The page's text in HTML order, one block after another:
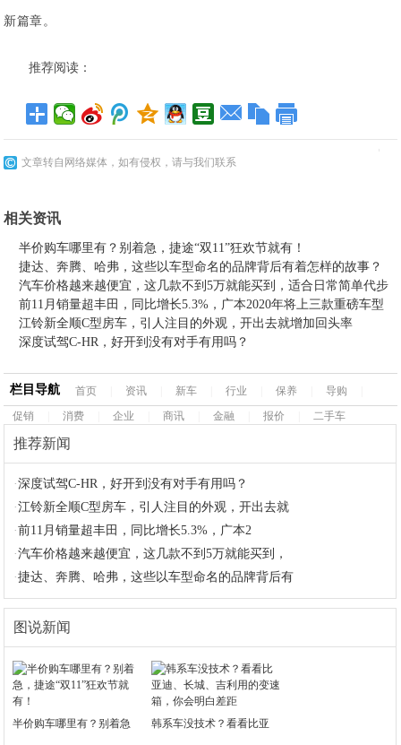
新篇章。
推荐阅读：
文章转自网络媒体，如有侵权，请与我们联系
相关资讯
半价购车哪里有？别着急，捷途“双11”狂欢节就有！
捷达、奔腾、哈弗，这些以车型命名的品牌背后有着怎样的故事？
汽车价格越来越便宜，这几款不到5万就能买到，适合日常简单代步
前11月销量超丰田，同比增长5.3%，广本2020年将上三款重磅车型
江铃新全顺C型房车，引人注目的外观，开出去就增加回头率
深度试驾C-HR，好开到没有对手有用吗？
栏目导航 首页 资讯 新车 行业 保养 导购
促销
消费 企业 商讯 金融 报价 二手车
推荐新闻
·深度试驾C-HR，好开到没有对手有用吗？
·江铃新全顺C型房车，引人注目的外观，开出去就
·前11月销量超丰田，同比增长5.3%，广本2
·汽车价格越来越便宜，这几款不到5万就能买到，
·捷达、奔腾、哈弗，这些以车型命名的品牌背后有
图说新闻
半价购车哪里有？别着急 韩系车没技术？看看比亚